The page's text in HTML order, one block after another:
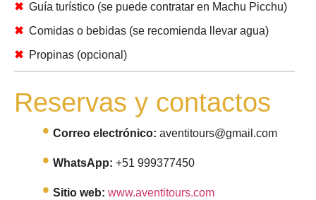
Guía turístico (se puede contratar en Machu Picchu)
Comidas o bebidas (se recomienda llevar agua)
Propinas (opcional)
Reservas y contactos
Correo electrónico: aventitours@gmail.com
WhatsApp: +51 999377450
Sitio web: www.aventitours.com